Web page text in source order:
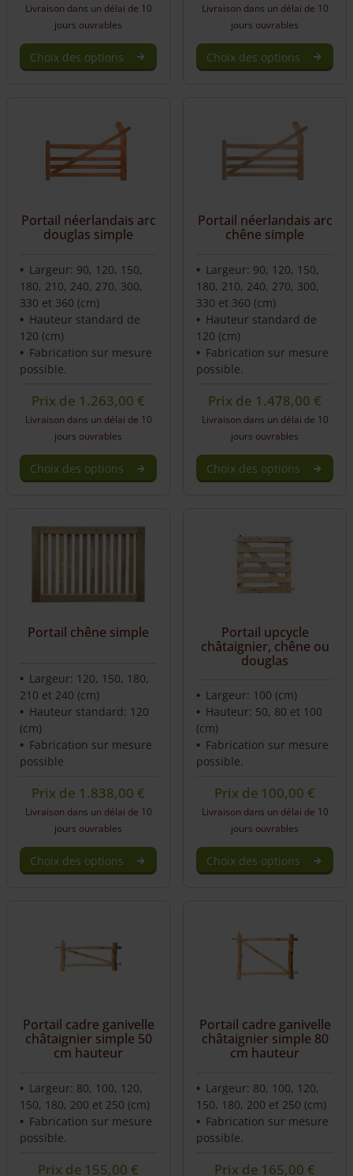
Livraison dans un délai de 10
jours ouvrables
Choix des options
Livraison dans un délai de 10
jours ouvrables
Choix des options
Portail néerlandais arc
douglas simple
Largeur: 90, 120, 150,
180, 210, 240, 270, 300,
330 et 360 (cm)
Hauteur standard de
120 (cm)
Fabrication sur mesure
possible.
Prix de 1.263,00 €
Livraison dans un délai de 10
jours ouvrables
Choix des options
Portail néerlandais arc
chêne simple
Largeur: 90, 120, 150,
180, 210, 240, 270, 300,
330 et 360 (cm)
Hauteur standard de
120 (cm)
Fabrication sur mesure
possible.
Prix de 1.478,00 €
Livraison dans un délai de 10
jours ouvrables
Choix des options
Portail chêne simple
Largeur: 120, 150, 180,
210 et 240 (cm)
Hauteur standard: 120
(cm)
Fabrication sur mesure
possible
Prix de 1.838,00 €
Livraison dans un délai de 10
jours ouvrables
Choix des options
Portail upcycle
châtaignier, chêne ou
douglas
Largeur: 100 (cm)
Hauteur: 50, 80 et 100
(cm)
Fabrication sur mesure
possible.
Prix de 100,00€
Livraison dans un délai de 10
jours ouvrables
Choix des options
multiple
chosen
on
page
Portail cadre ganivelle
châtaignier simple 50
cm hauteur
Largeur: 80, 100, 120,
150, 180, 200 et 250 (cm)
Fabrication sur mesure
possible.
Prix de 155,00€
Portail cadre ganivelle
châtaignier simple 80
cm hauteur
Largeur: 80, 100, 120,
150, 180, 200 et 250 (cm)
Fabrication sur mesure
possible.
Prix de 165,00€